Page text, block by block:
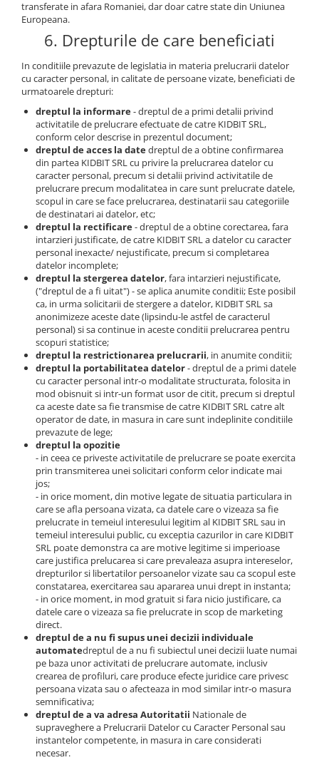
transferate in afara Romaniei, dar doar catre state din Uniunea
Europeana.
6. Drepturile de care beneficiati
In conditiile prevazute de legislatia in materia prelucrarii datelor
cu caracter personal, in calitate de persoane vizate, beneficiati de
urmatoarele drepturi:
dreptul la informare- dreptul de a primi detalii privind
activitatile de prelucrare efectuate de catre KIDBIT SRL,
conform celor descrise in prezentul document;
dreptul de acces la datedreptul de a obtine confirmarea
din partea KIDBIT SRL cu privire la prelucrarea datelor cu
caracter personal, precum si detalii privind activitatile de
prelucrare precum modalitatea in care sunt prelucrate datele,
scopul in care se face prelucrarea, destinatarii sau categoriile
de destinatari ai datelor, etc;
dreptul la rectificare- dreptul de a obtine corectarea, fara
intarzieri justificate, de catre KIDBIT SRL a datelor cu caracter
personal inexacte/ nejustificate, precum si completarea
datelor incomplete;
dreptul la stergerea datelor, fara intarzieri nejustificate,
("dreptul de a fi uitat") - se aplica anumite conditii; Este posibil
ca, in urma solicitarii de stergere a datelor, KIDBIT SRL sa
anonimizeze aceste date (lipsindu-le astfel de caracterul
personal) si sa continue in aceste conditii prelucrarea pentru
scopuri statistice;
dreptul la restrictionarea prelucrarii, in anumite conditii;
dreptul la portabilitatea datelor- dreptul de a primi datele
cu caracter personal intr-o modalitate structurata, folosita in
mod obisnuit si intr-un format usor de citit, precum si dreptul
ca aceste date sa fie transmise de catre KIDBIT SRL catre alt
operator de date, in masura in care sunt indeplinite conditiile
prevazute de lege;
dreptul la opozitie
- in ceea ce priveste activitatile de prelucrare se poate exercita
prin transmiterea unei solicitari conform celor indicate mai
jos;
- in orice moment, din motive legate de situatia particulara in
care se afla persoana vizata, ca datele care o vizeaza sa fie
prelucrate in temeiul interesului legitim al KIDBIT SRL sau in
temeiul interesului public, cu exceptia cazurilor in care KIDBIT
SRL poate demonstra ca are motive legitime si imperioase
care justifica prelucarea si care prevaleaza asupra intereselor,
drepturilor si libertatilor persoanelor vizate sau ca scopul este
constatarea, exercitarea sau apararea unui drept in instanta;
- in orice moment, in mod gratuit si fara nicio justificare, ca
datele care o vizeaza sa fie prelucrate in scop de marketing
direct.
dreptul de a nu fi supus unei decizii individuale
automatedreptul de a nu fi subiectul unei decizii luate numai
pe baza unor activitati de prelucrare automate, inclusiv
crearea de profiluri, care produce efecte juridice care privesc
persoana vizata sau o afecteaza in mod similar intr-o masura
semnificativa;
dreptul de a va adresa Autoritatii Nationale de
supraveghere a Prelucrarii Datelor cu Caracter Personal sau
instantelor competente, in masura in care considerati
necesar.